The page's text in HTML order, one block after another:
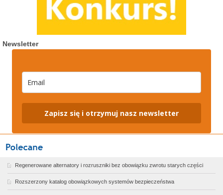
Newsletter
Zapisz się i otrzymuj nasz newsletter
Regenerowane alternatory i rozruszniki bez obowiązku zwrotu starych części
Rozszerzony katalog obowiązkowych systemów bezpieczeństwa